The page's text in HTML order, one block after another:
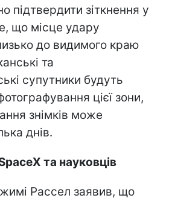
підтвердити зіткнення у
що місце удару
до видимого краю
та
супутники будуть
цієї зони,
знімків може
днів.
та науковців
Рассел заявив, що